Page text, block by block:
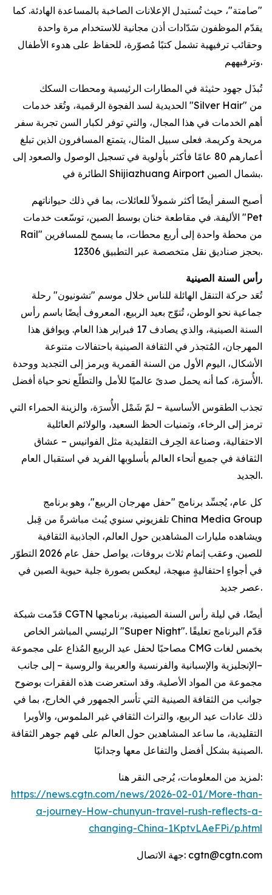
"صامتة"، حيث تُستبدل الإعلانات الصاخبة بالمساعدة الهادئة. كما
يقدّم الموظفون سَدّادات أذن مجانية للاستخدام مرة واحدة
وحقائب ترفيهية تشمل كتبًا مُصوّرة، للحفاظ على هدوء الأطفال
وترفيههم.
تُبذَل جهود حثيثة في المطارات الرئيسية ومحطات السكك
الحديدية لسد الفجوة الرقمية، وتُعَد خدمات "Silver Hair" من
أهم الخدمات في هذا المجال، والتي توفر لكبار السن تجربة سفر
مريحة وكريمة. فعلى سبيل المثال، يتمتع المسافرون الذين تبلغ
أعمارهم 80 عامًا فأكثر بأولوية في تسجيل الوصول والصعود إلى
الطائرة في Shijiazhuang Airport بشمال الصين.
أصبح السفر أيضًا أكثر شمولاً للعائلات، بما في ذلك حيواناتهم
الأليفة. في مقاطعة خنان بوسط الصين، توسّعت خدمات "Pet
Rail" من محطة واحدة إلى أربع محطات، ما يسمح للمسافرين
بحجز صناديق نقل متخصصة عبر التطبيق 12306.
رأس السنة الصينية
تُعَد حركة التنقل الهائلة للناس خلال موسم "تشونيون" رحلة
جماعية نحو الوطن، تُتوّج بعيد الربيع، المعروف أيضًا باسم رأس
السنة الصينية، والذي يصادف 17 فبراير هذا العام. ويوافق هذا
المهرجان، المُتجذر في الثقافة الصينية باحتفالات متنوعة
الأشكال، اليوم الأول من السنة القمرية ويرمز إلى التجديد ووحدة
الأُسرَة، كما أنه يحمل صدىً عالميًا للأمل والتطلّع نحو حياة أفضل.
تجذب الطقوس الأساسية – لمّ شَمْل الأُسرَة، والزينة الحمراء التي
ترمز إلى الرخاء، وتمنيات الحظ السعيد، والولائم العائلية
الاحتفالية، وصناعة الحِرف التقليدية مثل الفوانيس – عشاق
الثقافة في جميع أنحاء العالم بأسلوبها الفريد في استقبال العام
الجديد.
كل عام، يُجسِّد برنامج "حفل مهرجان الربيع"، وهو برنامج
تلفزيوني سنوي يُبث مباشرةً من قِبل China Media Group
ويشاهده مليارات المشاهدين حول العالم، الجاذبية الثقافية
للصين. وعقب إتمام ثلاث بروفات، يواصل حفل عام 2026 التطوّر
في أجواءٍ احتفاليةٍ مبهجة، ليعكس بصورة جلية حيوية الصين في
عصر جديد.
قدّمت شبكة CGTN أيضًا، في ليلة رأس السنة الصينية، برنامجها
الرئيسي المباشر الخاص "Super Night". قدّم البرنامج تعليقًا
مصاحبًا لحفل عيد الربيع المُذاع على مجموعة CMG بخمس لغات
–الإنجليزية والإسبانية والفرنسية والعربية والروسية – إلى جانب
مجموعة من المواد الأصلية. وقد استعرضت هذه الفقرات بوضوح
جوانب من الثقافة الصينية التي تأسر الجمهور في الخارج، بما في
ذلك عادات عيد الربيع، والتراث الثقافي غير الملموس، والأوبرا
التقليدية، ما ساعد المشاهدين حول العالم على فهم جوهر الثقافة
الصينية بشكل أفضل والتفاعل معها وجدانيًا.
لمزيد من المعلومات، يُرجى النقر هنا:
https://news.cgtn.com/news/2026-02-01/More-than-
a-journey-How-chunyun-travel-rush-reflects-a-
changing-China-1KptvLAeFPi/p.html
جهة الاتصال: cgtn@cgtn.com